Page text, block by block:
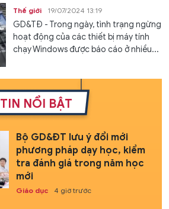
Thế giới 19/07/2024 13:19
GD&TĐ - Trong ngày, tình trạng ngừng
hoạt động của các thiết bị máy tính
chạy Windows được báo cáo ở nhiều...
TIN NỔI BẬT
Bộ GD&ĐT lưu ý đổi mới
phương pháp dạy học, kiểm
tra đánh giá trong năm học
mới
Giáo dục 4 giờ trước